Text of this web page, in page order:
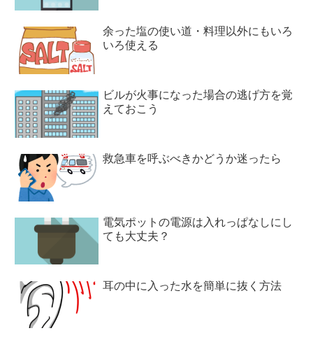
余った塩の使い道・料理以外にもいろ
いろ使える
ビルが火事になった場合の逃げ方を覚
えておこう
救急車を呼ぶべきかどうか迷ったら
電気ポットの電源は入れっぱなしにし
ても大丈夫？
耳の中に入った水を簡単に抜く方法